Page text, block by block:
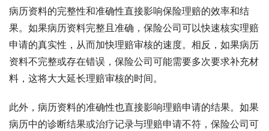
病历资料的完整性和准确性直接影响保险理赔的效率和结
果。如果病历资料完整且准确，保险公司可以快速核实理赔
申请的真实性，从而加快理赔审核的速度。相反，如果病历
资料不完整或存在错误，保险公司可能需要多次要求补充材
料，这将大大延长理赔审核的时间。
此外，病历资料的准确性也直接影响理赔申请的结果。如果
病历中的诊断结果或治疗记录与理赔申请不符，保险公司可